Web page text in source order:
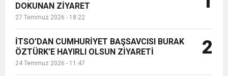
ve Onur Nişanesidir
6:19 HBB BAŞKANI ÖNTÜRK’ÜN
CUMHURİYET BAYRAMI MESAJI
17:36 KURUMLAR VERGİSİ ERTELENDİ
DOKUNAN ZİYARET
27 Temmuz 2026 - 18:22
İTSO’DAN CUMHURİYET BAŞSAVCISI BURAK
ÖZTÜRK’E HAYIRLI OLSUN ZİYARETİ
24 Temmuz 2026 - 11:47
2